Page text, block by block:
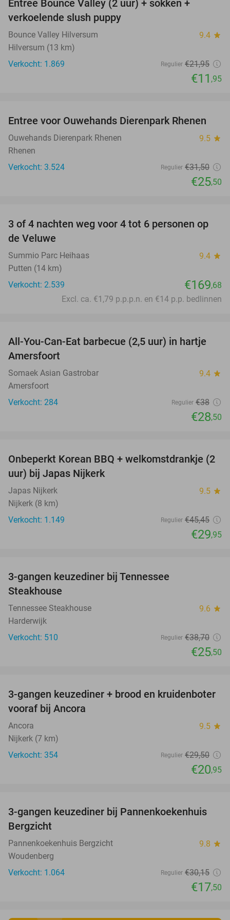
Entree Bounce Valley (2 uur) + sokken +
verkoelende slush puppy
Bounce Valley Hilversum 9.4 star
Hilversum (13 km)
Verkocht: 1.869
Regulier €21,95
€11 ,95
19%
Entree voor Ouwehands Dierenpark Rhenen
Ouwehands Dierenpark Rhenen 9.5 star
Rhenen
Verkocht: 3.524
Regulier €31,50
€25,50
3 of 4 nachten weg voor 4 tot 6 personen op
de Veluwe
Summio Parc Heihaas 9.4 star
Putten (14 km)
Verkocht: 2.539
€169,68
Excl. ca. €1,79 p.p.p.n. en €14 p.p. bedlinnen
25%
All-You-Can-Eat barbecue (2,5 uur) in hartje
Amersfoort
Somaek Asian Gastrobar 9.4 star
Amersfoort
Verkocht: 284
Regulier €38
€28,50
34%
Onbeperkt Korean BBQ + welkomstdrankje (2
uur) bij Japas Nijkerk
Japas Nijkerk 9.5 star
Nijkerk (8 km)
Verkocht: 1.149
Regulier €45,45
€29,95
3-gangen keuzediner bij Tennessee
Steakhouse
Tennessee Steakhouse 9.6 star
Harderwijk
Verkocht: 510
Regulier €38,70
€25,50
29%
3-gangen keuzediner + brood en kruidenboter
vooraf bij Ancora
Ancora 9.5 star
Nijkerk (7 km)
Verkocht: 354
Regulier €29,50
€20,95
42%
3-gangen keuzediner bij Pannenkoekenhuis
Bergzicht
Pannenkoekenhuis Bergzicht 9.8 star
Woudenberg
Verkocht: 1.064
Regulier €30,15
€17,50